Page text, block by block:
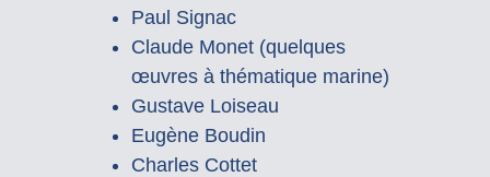
Paul Signac
Claude Monet (quelques
œuvres à thématique marine)
Gustave Loiseau
Eugène Boudin
Charles Cottet